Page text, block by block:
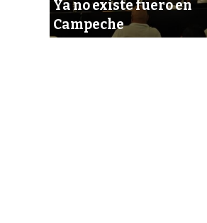
Ya no existe fuero en
Campeche